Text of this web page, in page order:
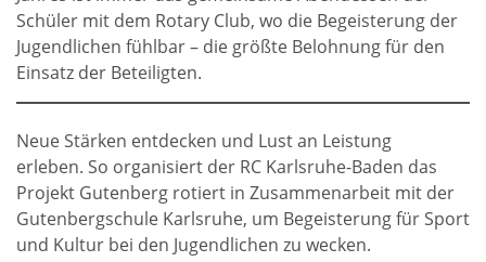
Schüler mit dem Rotary Club, wo die Begeisterung der
Jugendlichen fühlbar – die größte Belohnung für den
Einsatz der Beteiligten.
Neue Stärken entdecken und Lust an Leistung
erleben. So organisiert der RC Karlsruhe-Baden das
Projekt Gutenberg rotiert in Zusammenarbeit mit der
Gutenbergschule Karlsruhe, um Begeisterung für Sport
und Kultur bei den Jugendlichen zu wecken.